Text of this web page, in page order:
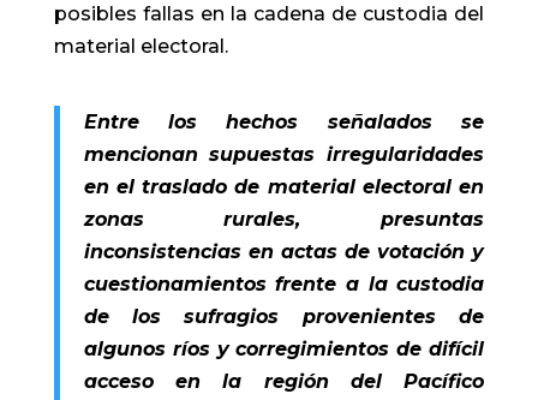
posibles fallas en la cadena de custodia del
material electoral.
Entre los hechos señalados se
mencionan supuestas irregularidades
en el traslado de material electoral en
zonas rurales, presuntas
inconsistencias en actas de votación y
cuestionamientos frente a la custodia
de los sufragios provenientes de
algunos ríos y corregimientos de difícil
acceso en la región del Pacífico